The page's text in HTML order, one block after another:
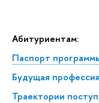
Абитуриентам:
Паспорт
Будущая профессия
Траектории